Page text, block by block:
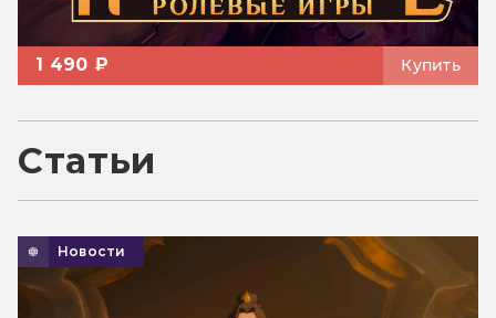
1 490 ₽ Купить
Статьи
Новости